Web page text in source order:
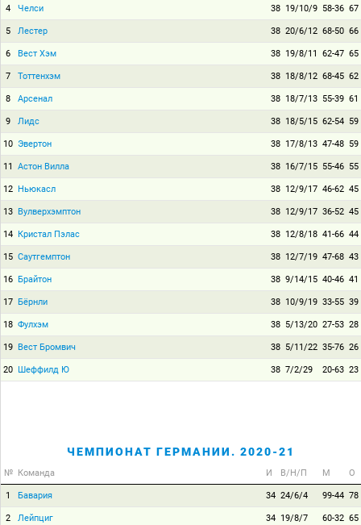
4 Челси 38 19/10/9 58-36 67
5 Лестер 38 20/6/12 68-50 66
6 Вест Хэм 38 19/8/11 62-47 65
7 Тоттенхэм 38 18/8/12 68-45 62
8 Арсенал 38 18/7/13 55-39 61
9 Лидс 38 18/5/15 62-54 59
10 Эвертон 38 17/8/13 47-48 59
11 Астон Вилла 38 16/7/15 55-46 55
12 Ньюкасл 38 12/9/17 46-62 45
13 Вулверхэмптон 38 12/9/17 36-52 45
14 Кристал Пэлас 38 12/8/18 41-66 44
15 Саутгемптон 38 12/7/19 47-68 43
16 Брайтон 38 9/14/15 40-46 41
17 Бёрнли 38 10/9/19 33-55 39
18 Фулхэм 38 5/13/20 27-53 28
19 Вест Бромвич 38 5/11/22 35-76 26
20 Шеффилд Ю 38 7/2/29 20-63 23
ЧЕМПИОНАТ ГЕРМАНИИ. 2020-21
№ Команда И В/Н/П М О
1 Бавария 34 24/6/4 99-44 78
2 Лейпциг 34 19/8/7 60-32 65